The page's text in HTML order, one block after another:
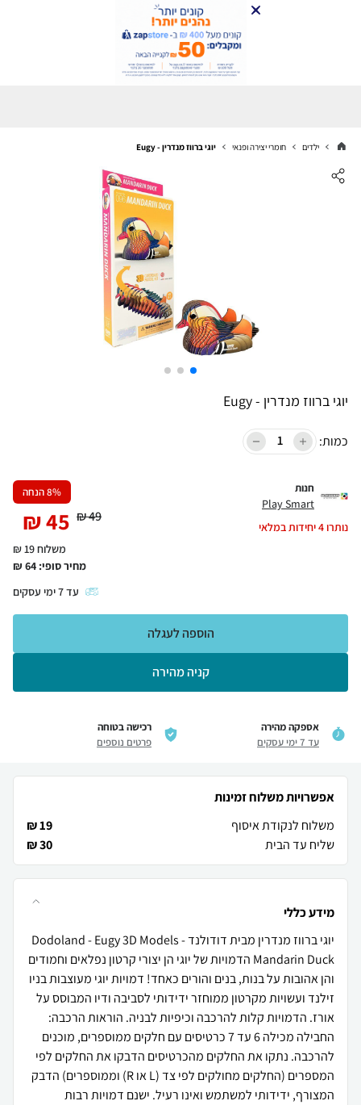
ילדים חומרי יצירה ופנאי יוגי ברווז מנדרין - Eugy
יוגי ברווז מנדרין - Eugy
כמות:
חנות
Play Smart
נותרו4יחידות במלאי
8% הנחה
49
₪
45
₪
משלוח 19 ₪
מחיר סופי: 64
₪
עד7ימי עסקים
קניה מהירה
הוספה לעגלה
אספקה מהירה
עד 7 ימי עסקים
רכישה בטוחה
פרטים נוספים
אפשרויות משלוח זמינות
משלוח לנקודת איסוף
19 ₪
שליח עד הבית
30 ₪
מידע כללי
יוגי ברווז מנדרין מבית דודולנד Dodoland - Eugy 3D Models -
Mandarin Duck הדמויות של יוגי הן יצורי קרטון נפלאים וחמודים
והן אהובות על בנות, בנים והורים כאחד! דמויות יוגי מעוצבות בניו
זילנד ועשויות מקרטון ממוחזר ידידותי לסביבה ודיו המבוסס על
אורז. הדמויות קלות להרכבה וכיפיות לבניה. הוראות הרכבה:
החבילה מכילה 6 עד 7 כרטיסים עם חלקים ממוספרים, מוכנים
להרכבה. נתקו את החלקים מהכרטיסים הדבקו את החלקים לפי
המספרים (החלקים מחולקים לפי צד (L או R) וממוספרים) הדבק
המצורף, ידידותי למשתמש ואינו רעיל. ישנם דמויות רבות